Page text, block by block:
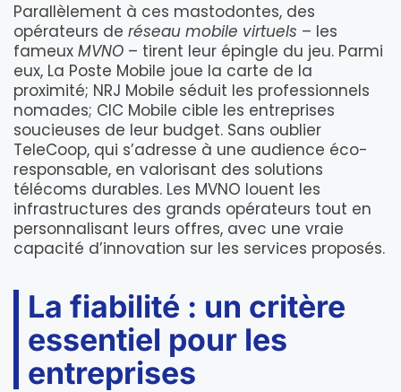
Parallèlement à ces mastodontes, des
opérateurs de réseau mobile virtuels – les
fameux MVNO – tirent leur épingle du jeu. Parmi
eux, La Poste Mobile joue la carte de la
proximité; NRJ Mobile séduit les professionnels
nomades; CIC Mobile cible les entreprises
soucieuses de leur budget. Sans oublier
TeleCoop, qui s’adresse à une audience éco-
responsable, en valorisant des solutions
télécoms durables. Les MVNO louent les
infrastructures des grands opérateurs tout en
personnalisant leurs offres, avec une vraie
capacité d’innovation sur les services proposés.
La fiabilité : un critère
essentiel pour les
entreprises